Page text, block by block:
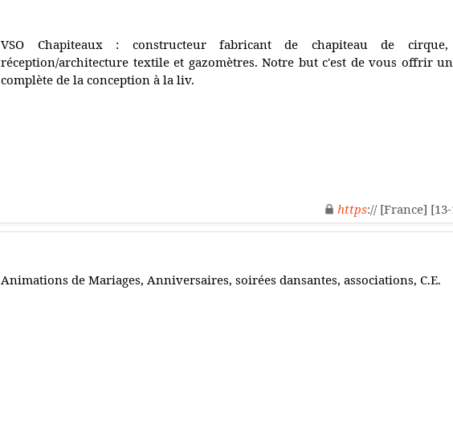
VSO Chapiteaux : constructeur fabricant de chapiteau de
réception/architecture textile et gazomètres. Notre but c'est de vous offrir
complète de la conception à la liv.
https:// [France]
Animations de Mariages, Anniversaires, soirées dansantes, associations, C.E.